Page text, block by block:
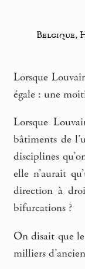
Belgique,
Lorsque
égale : une
Lorsque
bâtiments de
disciplines
elle n’aurait
direction à
bifurcations ?
On disait que
milliers